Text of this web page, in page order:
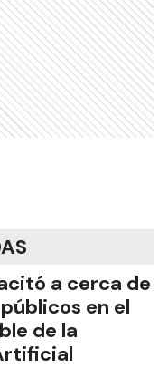
a cerca de
en el
de la